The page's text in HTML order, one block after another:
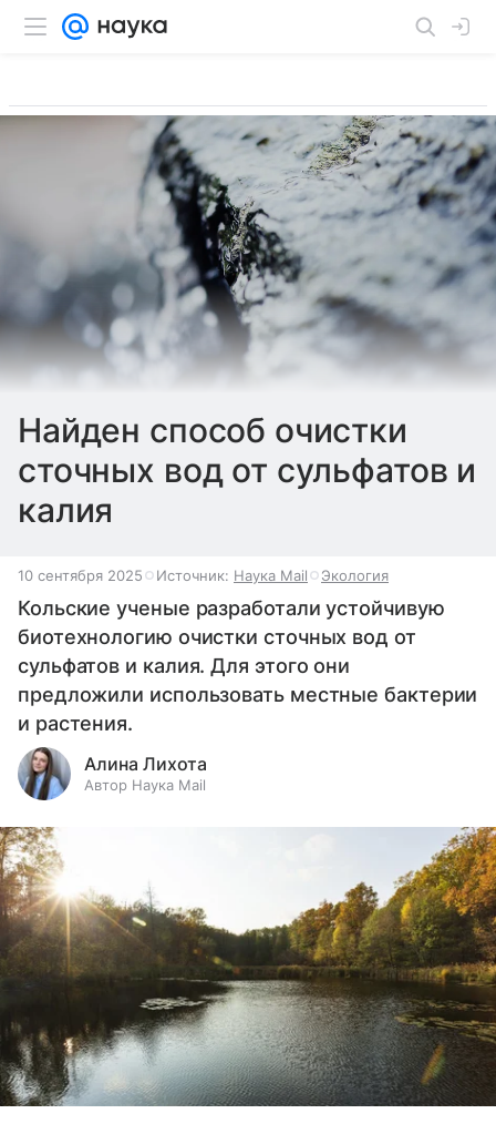
Найден способ очистки
сточных вод от сульфатов и
калия
10 сентября 2025 Источник: Наука Mail Экология
Кольские ученые разработали устойчивую
биотехнологию очистки сточных вод от
сульфатов и калия. Для этого они
предложили использовать местные бактерии
и растения.
Алина Лихота
Автор Наука Mail